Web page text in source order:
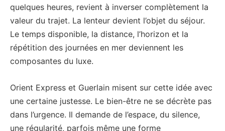
quelques heures, revient à inverser complètement la
valeur du trajet. La lenteur devient l’objet du séjour.
Le temps disponible, la distance, l’horizon et la
répétition des journées en mer deviennent les
composantes du luxe.
Orient Express et Guerlain misent sur cette idée avec
une certaine justesse. Le bien-être ne se décrète pas
dans l’urgence. Il demande de l’espace, du silence,
une régularité, parfois même une forme